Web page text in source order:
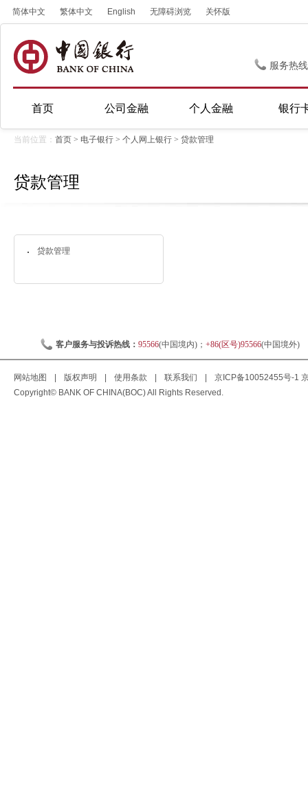
简体中文 繁体中文 English 无障碍浏览 关怀版
服务热
首页 公司金融 个人金融 银行
当前位置： 首页 > 电子银行 > 个人网上银行 > 贷款管理
贷款管理
贷款管理
客户服务与投诉热线： 95566(中国境内)； +86(区号)95566(中国境外)
网站地图 版权声明 使用条款 联系我们 京ICP备10052455号-1
Copyright© BANK OF CHINA(BOC) All Rights Reserved.